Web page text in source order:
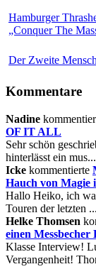
Hamburger
„Conquer The
Der Zweite
Kommentare
Nadine
OF IT ALL
Sehr schön
hinterlässt ein mus...
Icke kommentierte
Hauch von Magie
Hallo Heiko, ich
Touren der letzten ...
Helke Thomsen
einen
Klasse Interview!
Vergangenheit!